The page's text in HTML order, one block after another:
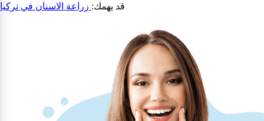
قد يهمك: زراعة الاسنان في تركيا